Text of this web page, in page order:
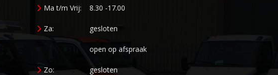
Ma t/m Vrij: 8.30 -17.00
Za: gesloten
open op afspraak
Zo: gesloten